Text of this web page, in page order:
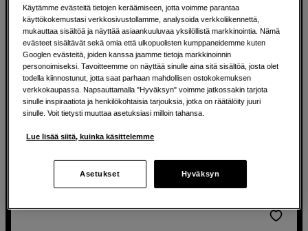
Taiteellinen valokuvapaperi tulostukseen
Hahnemühle Inkjetpaperi A2 PhotoRag 308 grammaa 25
sivua
Matta ja selkeä huopapinta.
100 % puuvillaa.
EUR
Käytämme evästeitä tietojen keräämiseen, jotta voimme parantaa
käyttökokemustasi verkkosivustollamme, analysoida verkkoliikennettä,
mukauttaa sisältöä ja näyttää asiaankuuluvaa yksilöllistä markkinointia. Nämä
evästeet sisältävät sekä omia että ulkopuolisten kumppaneidemme kuten
Googlen evästeitä, joiden kanssa jaamme tietoja markkinoinnin
personoimiseksi. Tavoitteemme on näyttää sinulle aina sitä sisältöä, josta olet
todella kiinnostunut, jotta saat parhaan mahdollisen ostokokemuksen
verkkokaupassa. Napsauttamalla "Hyväksyn" voimme jatkossakin tarjota
sinulle inspiraatiota ja henkilökohtaisia tarjouksia, jotka on räätälöity juuri
sinulle. Voit tietysti muuttaa asetuksiasi milloin tahansa.
Lue lisää siitä, kuinka käsittelemme
Asetukset Hyväksyn